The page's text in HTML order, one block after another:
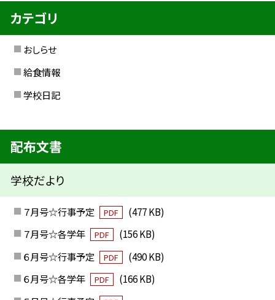
カテゴリ
おしらせ
給食情報
学校日記
配布文書
学校だより
７月号☆行事予定 PDF
(477 KB)
７月号☆各学年
PDF
(156 KB)
６月号☆行事予定
PDF
(490 KB)
６月号☆各学年
PDF
(166 KB)